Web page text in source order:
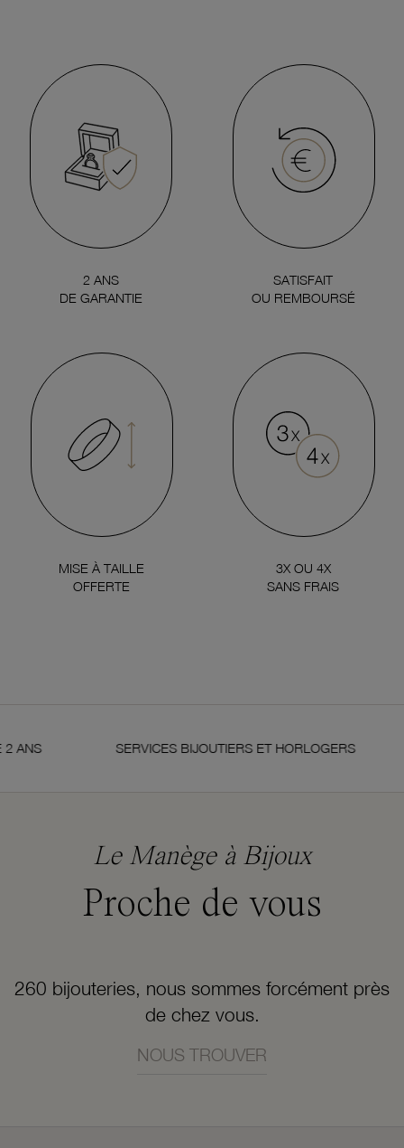
2 ANS
DE GARANTIE
SATISFAIT
OU REMBOURSÉ
MISE À TAILLE
OFFERTE
3X OU 4X
SANS FRAIS
SERVICES BIJOUTIERS ET HORLOGERS
Le Manège à Bijoux
Proche de vous
260 bijouteries, nous sommes forcément près
de chez vous.
NOUS TROUVER